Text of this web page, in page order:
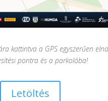
kattintva a GPS egyszerűen
pontra és a parkolóba!
Letöltés